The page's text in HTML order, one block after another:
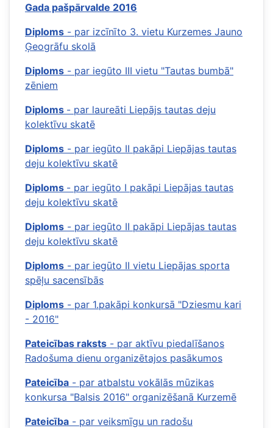
Gada pašpārvalde 2016
Diploms - par izcīnīto 3. vietu Kurzemes Jauno
Ģeogrāfu skolā
Diploms - par iegūto III vietu "Tautas bumbā"
zēniem
Diploms - par laureāti Liepājs tautas deju
kolektīvu skatē
Diploms - par iegūto II pakāpi Liepājas tautas
deju kolektīvu skatē
Diploms - par iegūto I pakāpi Liepājas tautas
deju kolektīvu skatē
Diploms - par iegūto II pakāpi Liepājas tautas
deju kolektīvu skatē
Diploms - par iegūto II vietu Liepājas sporta
spēļu sacensībās
Diploms - par 1.pakāpi konkursā "Dziesmu kari
- 2016"
Pateicības raksts - par aktīvu piedalīšanos
Radošuma dienu organizētajos pasākumos
Pateicība - par atbalstu vokālās mūzikas
konkursa "Balsis 2016" organizēšanā Kurzemē
Pateicība - par veiksmīgu un radošu